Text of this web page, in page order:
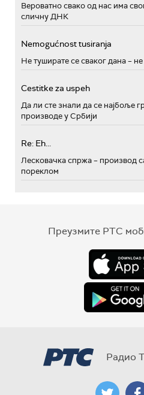
Вероватно свако од нас има
сличну ДНК
Nemogućnost tusiranja
Не туширате се сваког дана – не
Cestitke za uspeh
Да ли сте знали да се најбоље
производе у Србији
Re: Eh...
Лесковачка спржа – производ
пореклом
Преузмите РТС
Радио